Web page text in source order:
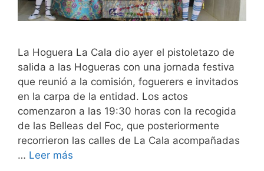
La Hoguera La Cala dio ayer el pistoletazo de
salida a las Hogueras con una jornada festiva
que reunió a la comisión, foguerers e invitados
en la carpa de la entidad. Los actos
comenzaron a las 19:30 horas con la recogida
de las Belleas del Foc, que posteriormente
recorrieron las calles de La Cala acompañadas
… Leer más